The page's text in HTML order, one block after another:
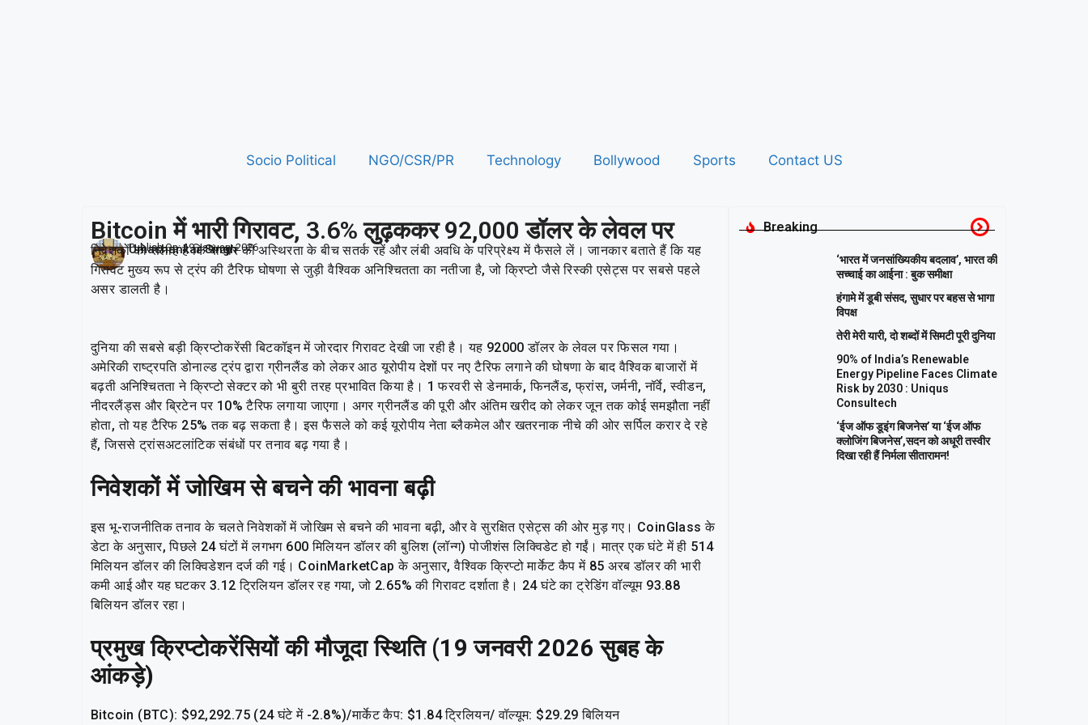
Socio Political NGO/CSR/PR Technology Bollywood Sports Contact US
Bitcoin में भारी गिरावट, 3.6% लुढ़ककर 92,000 डॉलर के लेवल पर
Umashankar Singh
Publish On: 19 January 2026
निवेशकों को सलाह है कि बाजार की अस्थिरता के बीच सतर्क रहें और लंबी अवधि के परिप्रेक्ष्य में फैसले लें। जानकार बताते हैं कि यह
गिरावट मुख्य रूप से ट्रंप की टैरिफ घोषणा से जुड़ी वैश्विक अनिश्चितता का नतीजा है, जो क्रिप्टो जैसे रिस्की एसेट्स पर सबसे पहले
असर डालती है।
दुनिया की सबसे बड़ी क्रिप्टोकरेंसी बिटकॉइन में जोरदार गिरावट देखी जा रही है। यह 92000 डॉलर के लेवल पर फिसल गया।
अमेरिकी राष्ट्रपति डोनाल्ड ट्रंप द्वारा ग्रीनलैंड को लेकर आठ यूरोपीय देशों पर नए टैरिफ लगाने की घोषणा के बाद वैश्विक बाजारों में
बढ़ती अनिश्चितता ने क्रिप्टो सेक्टर को भी बुरी तरह प्रभावित किया है। 1 फरवरी से डेनमार्क, फिनलैंड, फ्रांस, जर्मनी, नॉर्वे, स्वीडन,
नीदरलैंड्स और ब्रिटेन पर 10% टैरिफ लगाया जाएगा। अगर ग्रीनलैंड की पूरी और अंतिम खरीद को लेकर जून तक कोई समझौता नहीं
होता, तो यह टैरिफ 25% तक बढ़ सकता है। इस फैसले को कई यूरोपीय नेता ब्लैकमेल और खतरनाक नीचे की ओर सर्पिल करार दे रहे
हैं, जिससे ट्रांसअटलांटिक संबंधों पर तनाव बढ़ गया है।
निवेशकों में जोखिम से बचने की भावना बढ़ी
इस भू-राजनीतिक तनाव के चलते निवेशकों में जोखिम से बचने की भावना बढ़ी, और वे सुरक्षित एसेट्स की ओर मुड़ गए। CoinGlass के
डेटा के अनुसार, पिछले 24 घंटों में लगभग 600 मिलियन डॉलर की बुलिश (लॉन्ग) पोजीशंस लिक्विडेट हो गईं। मात्र एक घंटे में ही 514
मिलियन डॉलर की लिक्विडेशन दर्ज की गई। CoinMarketCap के अनुसार, वैश्विक क्रिप्टो मार्केट कैप में 85 अरब डॉलर की भारी
कमी आई और यह घटकर 3.12 ट्रिलियन डॉलर रह गया, जो 2.65% की गिरावट दर्शाता है। 24 घंटे का ट्रेडिंग वॉल्यूम 93.88
बिलियन डॉलर रहा।
प्रमुख क्रिप्टोकरेंसियों की मौजूदा स्थिति (19 जनवरी 2026 सुबह के
आंकड़े)
Bitcoin (BTC): $92,292.75 (24 घंटे में -2.8%)/मार्केट कैप: $1.84 ट्रिलियन/ वॉल्यूम: $29.29 बिलियन
Breaking
‘भारत में जनसांख्यिकीय बदलाव’, भारत की
सच्चाई का आईना : बुक समीक्षा
हंगामे में डूबी संसद, सुधार पर बहस से भागा
विपक्ष
तेरी मेरी यारी, दो शब्दों में सिमटी पूरी दुनिया
90% of India’s Renewable
Energy Pipeline Faces Climate
Risk by 2030 : Uniqus
Consultech
‘ईज ऑफ डूइंग बिजनेस’ या ‘ईज ऑफ
क्लोजिंग बिजनेस’,सदन को अधूरी तस्वीर
दिखा रही हैं निर्मला सीतारामन!